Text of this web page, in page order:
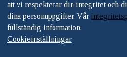
att vi respekterar din integritet och
dina personuppgifter. Vår
fullständig information.
Cookieinställningar